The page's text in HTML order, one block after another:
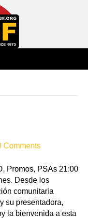
Comments
Promos, PSAs 21:00
Desde los
comunitaria
su presentadora,
la bienvenida a esta